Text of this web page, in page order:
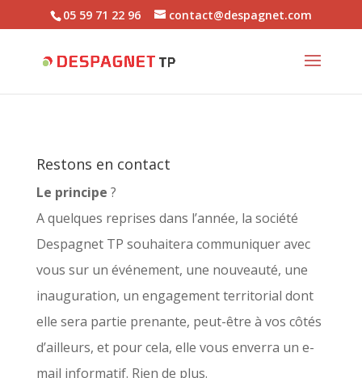
05 59 71 22 96 contact@despagnet.com
Restons en contact
Le principe ?
A quelques reprises dans l’année, la société
Despagnet TP souhaitera communiquer avec
vous sur un événement, une nouveauté, une
inauguration, un engagement territorial dont
elle sera partie prenante, peut-être à vos côtés
d’ailleurs, et pour cela, elle vous enverra un e-
mail informatif. Rien de plus.